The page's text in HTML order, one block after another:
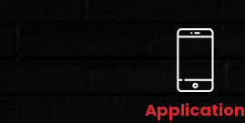
Application